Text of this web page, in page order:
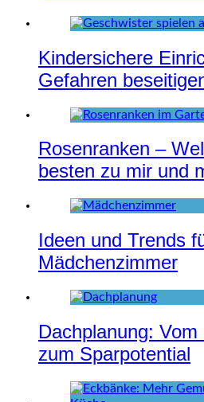
Kindersichere
Gefahren
Rosenranken –
besten zu mir und
Ideen und Trends
Mädchenzimmer
Dachplanung:
zum Sparpotential